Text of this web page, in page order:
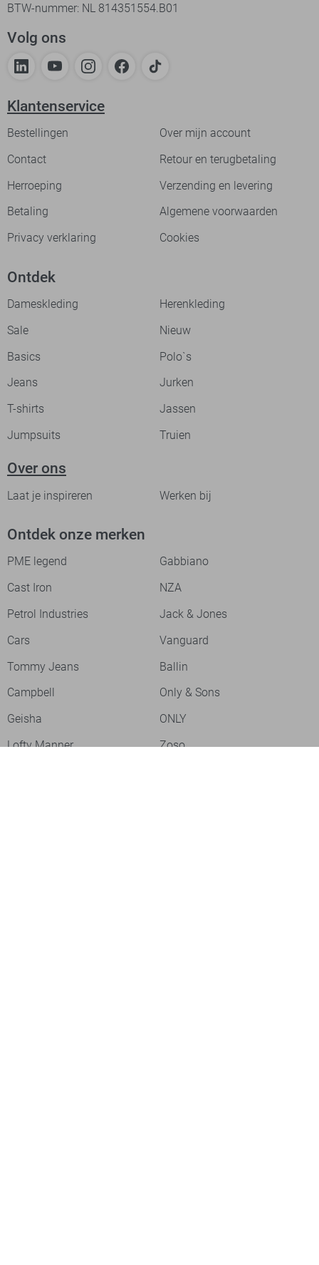
BTW-nummer: NL 814351554.B01
Volg ons
Klantenservice
Bestellingen
Over mijn account
Contact
Retour en terugbetaling
Herroeping
Verzending en levering
Betaling
Algemene voorwaarden
Privacy verklaring
Cookies
Ontdek
Dameskleding
Herenkleding
Sale
Nieuw
Basics
Polo`s
Jeans
Jurken
T-shirts
Jassen
Jumpsuits
Truien
Over ons
Laat je inspireren Werken bij
Ontdek onze merken
PME legend
Gabbiano
Cast Iron
NZA
Petrol Industries
Jack & Jones
Cars
Vanguard
Tommy Jeans
Ballin
Campbell
Only & Sons
Geisha
ONLY
Lofty Manner
Zoso